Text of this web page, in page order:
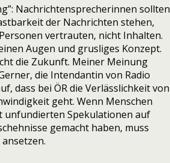
Nachrichtensprecherinnen sollten
der Nachrichten stehen,
vertrauten, nicht Inhalten.
Augen und grusliges Konzept.
die Zukunft. Meiner Meinung
die Intendantin von Radio
dass bei ÖR die Verlässlichkeit von
geht. Wenn Menschen
unfundierten Spekulationen auf
gemacht haben, muss